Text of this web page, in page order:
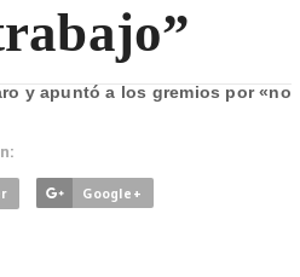
Google+